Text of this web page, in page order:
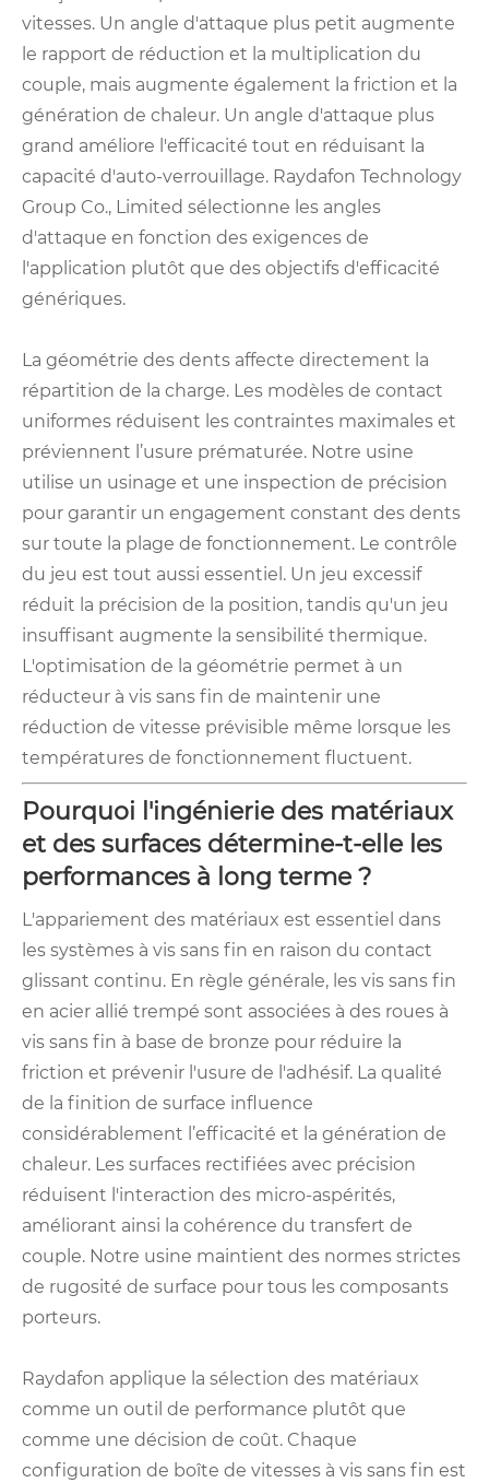
vitesses. Un angle d'attaque plus petit augmente
le rapport de réduction et la multiplication du
couple, mais augmente également la friction et la
génération de chaleur. Un angle d'attaque plus
grand améliore l'efficacité tout en réduisant la
capacité d'auto-verrouillage. Raydafon Technology
Group Co., Limited sélectionne les angles
d'attaque en fonction des exigences de
l'application plutôt que des objectifs d'efficacité
génériques.
La géométrie des dents affecte directement la
répartition de la charge. Les modèles de contact
uniformes réduisent les contraintes maximales et
préviennent l’usure prématurée. Notre usine
utilise un usinage et une inspection de précision
pour garantir un engagement constant des dents
sur toute la plage de fonctionnement. Le contrôle
du jeu est tout aussi essentiel. Un jeu excessif
réduit la précision de la position, tandis qu'un jeu
insuffisant augmente la sensibilité thermique.
L'optimisation de la géométrie permet à un
réducteur à vis sans fin de maintenir une
réduction de vitesse prévisible même lorsque les
températures de fonctionnement fluctuent.
Pourquoi l'ingénierie des matériaux
et des surfaces détermine-t-elle les
performances à long terme ?
L'appariement des matériaux est essentiel dans
les systèmes à vis sans fin en raison du contact
glissant continu. En règle générale, les vis sans fin
en acier allié trempé sont associées à des roues à
vis sans fin à base de bronze pour réduire la
friction et prévenir l'usure de l'adhésif. La qualité
de la finition de surface influence
considérablement l’efficacité et la génération de
chaleur. Les surfaces rectifiées avec précision
réduisent l'interaction des micro-aspérités,
améliorant ainsi la cohérence du transfert de
couple. Notre usine maintient des normes strictes
de rugosité de surface pour tous les composants
porteurs.
Raydafon applique la sélection des matériaux
comme un outil de performance plutôt que
comme une décision de coût. Chaque
configuration de boîte de vitesses à vis sans fin est